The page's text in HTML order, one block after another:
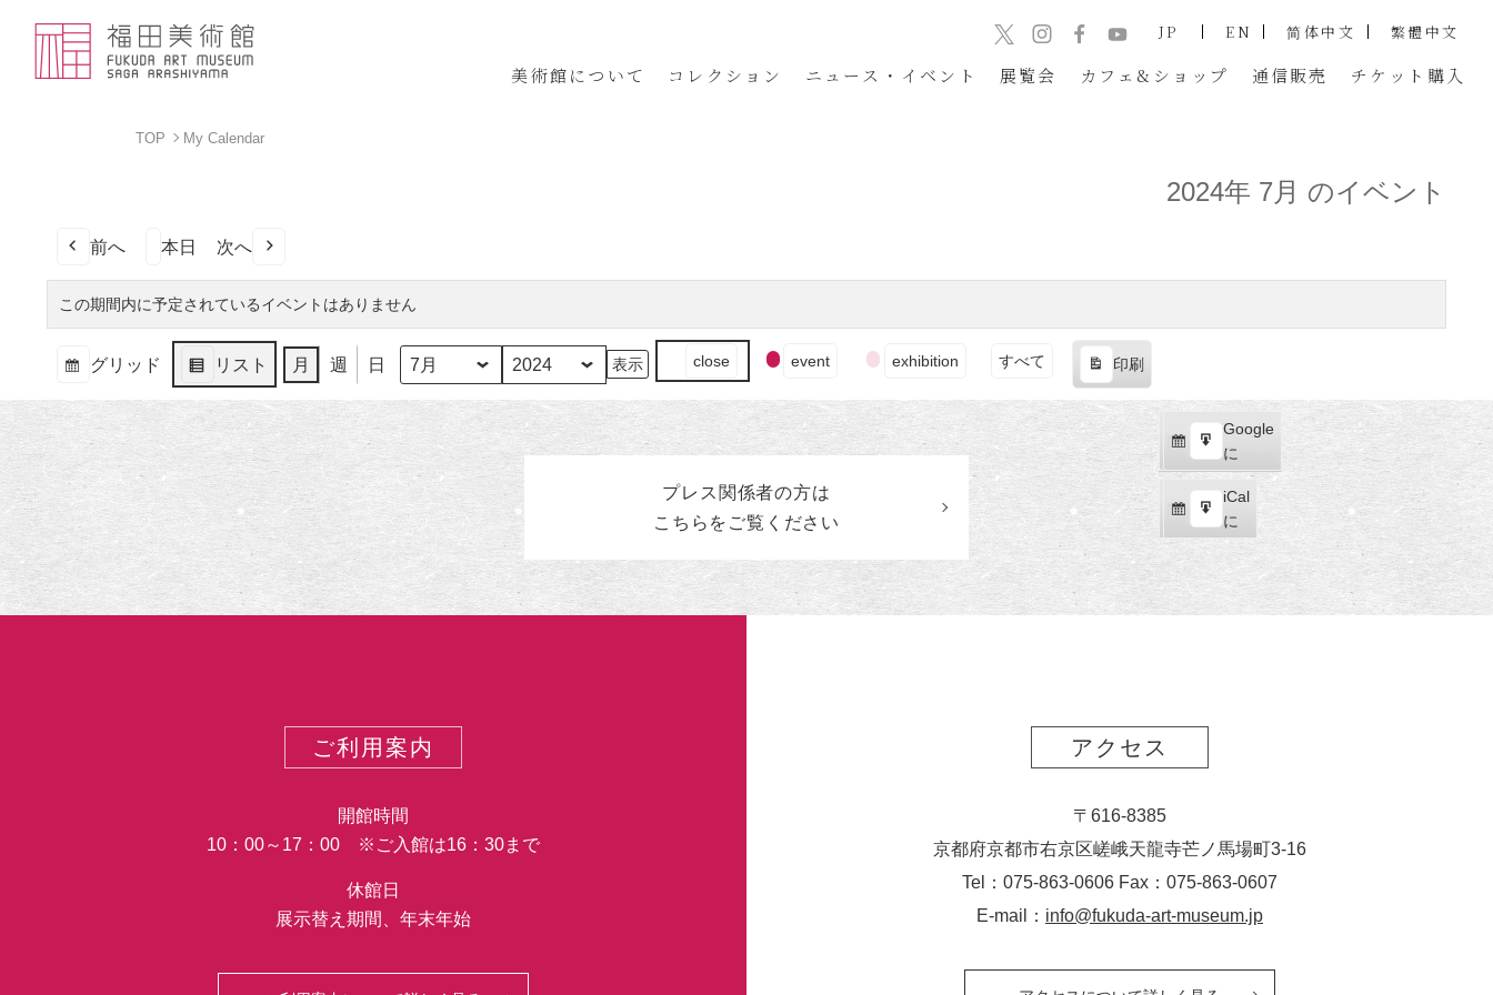
美術館について コレクション ニュース・イベント 展覧会 カフェ&ショップ 通信販売 チケット 購入
JP EN 简体中文 繁體中文
TOP My Calendar
2024年 7月 のイベント
前へ 本日 次へ
この期間内に予定されているイベントはありません
グリッド
表
示
リスト
表
示
月 週 日
月
年
ン
ト
テ
ゴ
ー
close event exhibition すべて 印刷
Google
で
購
読
iCal
で
購
Google
に
エ
ク
ス
ポ
ー
ト
iCal
に
エ
ポ
ー
プレス関係者の方は
こちらをご覧ください
ご利用案内
開館時間
10：00～17：00 ※ご入館は16：30まで
休館日
展示替え期間、年末年始
アクセス
〒616-8385
京都府京都市右京区嵯峨天龍寺芒ノ馬場町3-16
Tel：075-863-0606 Fax：075-863-0607
E-mail： info@fukuda-art-museum.jp